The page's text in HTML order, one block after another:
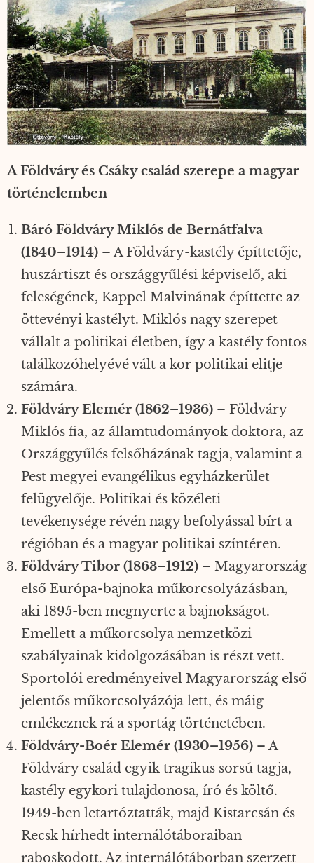
A Földváry és Csáky család szerepe a magyar
történelemben
Báró Földváry Miklós de Bernátfalva
(1840–1914) – A Földváry-kastély építtetője,
huszártiszt és országgyűlési képviselő, aki
feleségének, Kappel Malvinának építtette az
öttevényi kastélyt. Miklós nagy szerepet
vállalt a politikai életben, így a kastély fontos
találkozóhelyévé vált a kor politikai elitje
számára.
Földváry Elemér (1862–1936) – Földváry
Miklós fia, az államtudományok doktora, az
Országgyűlés felsőházának tagja, valamint a
Pest megyei evangélikus egyházkerület
felügyelője. Politikai és közéleti
tevékenysége révén nagy befolyással bírt a
régióban és a magyar politikai színtéren.
Földváry Tibor (1863–1912) – Magyarország
első Európa-bajnoka műkorcsolyázásban,
aki 1895-ben megnyerte a bajnokságot.
Emellett a műkorcsolya nemzetközi
szabályainak kidolgozásában is részt vett.
Sportolói eredményeivel Magyarország első
jelentős műkorcsolyázója lett, és máig
emlékeznek rá a sportág történetében.
Földváry-Boér Elemér (1930–1956) – A
Földváry család egyik tragikus sorsú tagja,
kastély egykori tulajdonosa, író és költő.
1949-ben letartóztatták, majd Kistarcsán és
Recsk hírhedt internálótáboraiban
raboskodott. Az internálótáborban szerzett